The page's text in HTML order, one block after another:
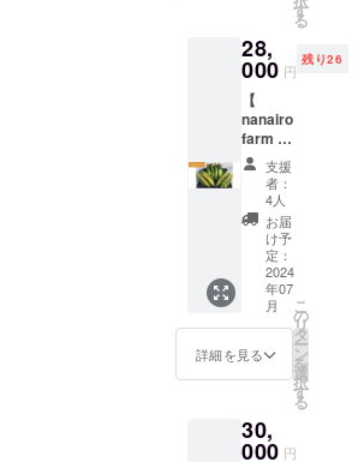
承くだ
さい。 [
Tシャツ
] カ
ラー、
柄はラ
ンダム
になり
ますの
でご了
承くだ
さい。
ラー、
柄はラ
ンダム
になり
さい。
※シルク
●活動報
ル
nanairo
farmの
看板商
品、甘
味たっ
ぷりの
とうも
ろこし
です。
品種は
「恵味
ゴール
ド」 発
送は7月
に順次
発送と
味ゴー
ルド サ
す
る
28,
000 円
残り26
【
nanairo
farm と
うもろ
こし20
本 】
●nanair
o farm
産とう
もろこ
し ●お
礼のお
手紙 ●
ポスト
カード
●活動報
ル
nanairo
支援
者：
4人
お届
け予
定：
2024
年07
月
詳細を見る
こ
の
リ
タ
ー
ン
を
選
択
す
る
30,
000 円